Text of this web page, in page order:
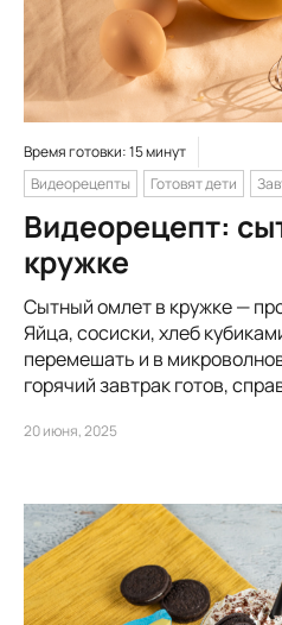
Время готовки: 15 минут
Видеорецепты
Готовят дети
Видеорецепт:
кружке
Сытный омлет в кружке —
Яйца, сосиски, хлеб
перемешать и в
горячий завтрак готов,
20 июня, 2025